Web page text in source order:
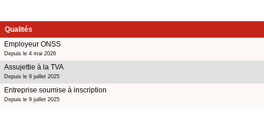
Qualités
Employeur ONSS
Depuis le 4 mai 2026
Assujettie à la TVA
Depuis le 9 juillet 2025
Entreprise soumise à inscription
Depuis le 9 juillet 2025